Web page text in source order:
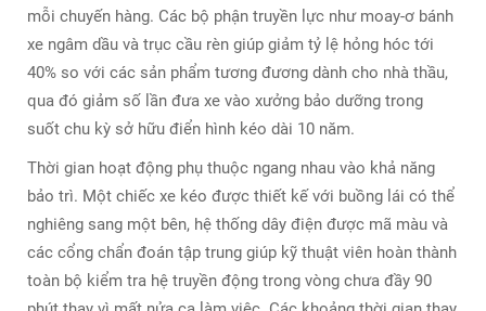
mỗi chuyến hàng. Các bộ phận truyền lực như moay-ơ bánh
xe ngâm dầu và trục cầu rèn giúp giảm tỷ lệ hỏng hóc tới
40% so với các sản phẩm tương đương dành cho nhà thầu,
qua đó giảm số lần đưa xe vào xưởng bảo dưỡng trong
suốt chu kỳ sở hữu điển hình kéo dài 10 năm.
Thời gian hoạt động phụ thuộc ngang nhau vào khả năng
bảo trì. Một chiếc xe kéo được thiết kế với buồng lái có thể
nghiêng sang một bên, hệ thống dây điện được mã màu và
các cổng chẩn đoán tập trung giúp kỹ thuật viên hoàn thành
toàn bộ kiểm tra hệ truyền động trong vòng chưa đầy 90